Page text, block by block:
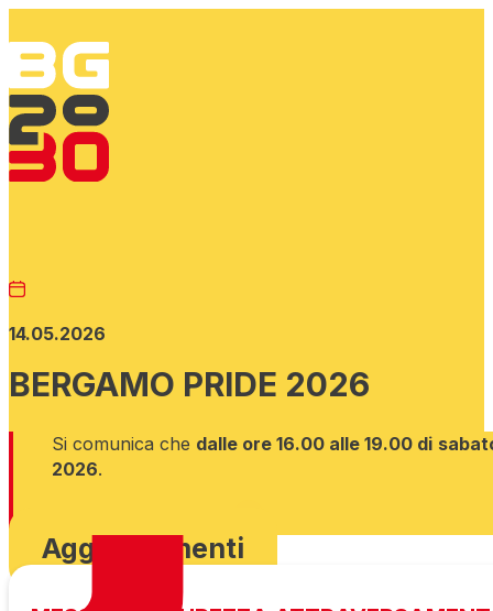
14.05.2026
BERGAMO PRIDE 2026
Si comunica che dalle ore 16.00 alle 19.00 di
2026.
Aggiornamenti